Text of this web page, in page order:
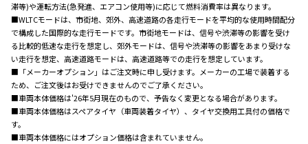
滞等)や運転方法(急発進、エアコン使用等)に応じて燃料消費率は異なります。
■WLTCモードは、市街地、郊外、高速道路の各走行モードを平均的な使用時間配分
で構成した国際的な走行モードです。市街地モードは、信号や渋滞等の影響を受け
る比較的低速な走行を想定し、郊外モードは、信号や渋滞等の影響をあまり受けな
い走行を想定、高速道路モードは、高速道路等での走行を想定しています。
■「メーカーオプション」はご注文時に申し受けます。メーカーの工場で装着する
ため、ご注文後はお受けできませんのでご了承ください。
■車両本体価格は'26年5月現在のもので、予告なく変更となる場合があります。
■車両本体価格はスペアタイヤ（車両装着タイヤ）、タイヤ交換用工具付の価格で
す。
■車両本体価格にはオプション価格は含まれていません。